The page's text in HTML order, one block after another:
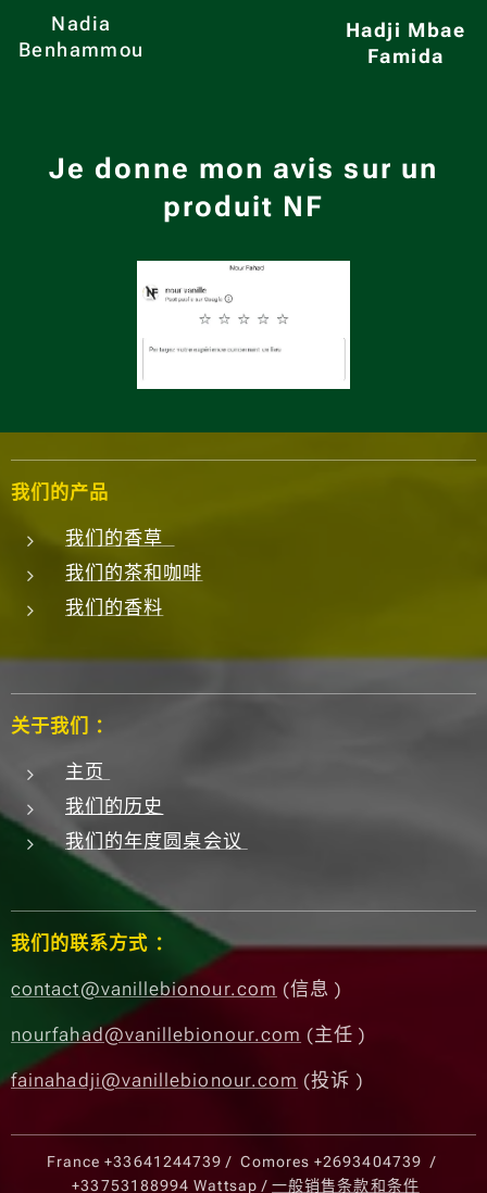
Nadia
Benhammou
Hadji Mbae
Famida
Je donne mon avis sur un
produit NF
我们的产品
我们的香草
我们的茶和咖啡
我们的香料
关于我们 ：
主页
我们的历史
我们的年度圆桌会议
我们的联系方式 ：
contact@vanillebionour.com (信息 )
nourfahad@vanillebionour.com (主任 )
fainahadji@vanillebionour.com (投诉 )
France+33641244739 / Comores+2693404739 /
+33753188994Wattsap / 一般销售条款和条件